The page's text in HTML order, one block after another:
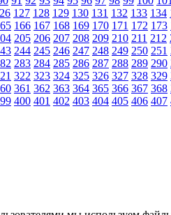
127 128 129 130 131 132 133 134
166 167 168 169 170 171 172 173
205 206 207 208 209 210 211 212
244 245 246 247 248 249 250 251
283 284 285 286 287 288 289 290
322 323 324 325 326 327 328 329
361 362 363 364 365 366 367 368
400 401 402 403 404 405 406 407